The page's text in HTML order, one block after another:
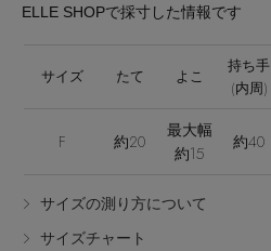
ELLE SHOPで採寸した情報です
サイズ たて よこ
持ち手
(内周)
F 約20
最大幅
約15
約40
サイズの測り方について
サイズチャート